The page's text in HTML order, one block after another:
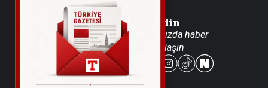
Takip Edin
Favori mecralarınızda haber
akışımıza ulaşın